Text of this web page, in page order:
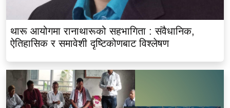
थारू आयोगमा रानाथारूको सहभागिता : संवैधानिक,
ऐतिहासिक र समावेशी दृष्टिकोणबाट विश्लेषण